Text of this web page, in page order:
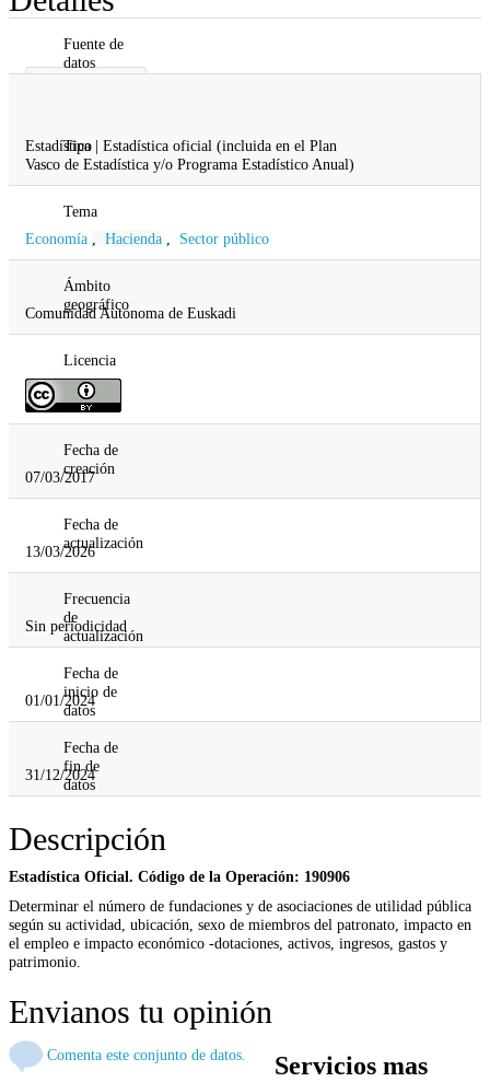
Fuente de
datos
Gobierno Vasco
Tipo
Estadística | Estadística oficial (incluida en el Plan
Vasco de Estadística y/o Programa Estadístico Anual)
Tema
Economía , Hacienda , Sector público
Ámbito
geográfico
Comunidad Autonoma de Euskadi
Licencia
Fecha de
creación
07/03/2017
Fecha de
actualización
13/03/2026
Frecuencia
de
actualización
Sin periodicidad
Fecha de
inicio de
datos
01/01/2024
Fecha de
fin de
datos
31/12/2024
Descripción
Estadística Oficial. Código de la Operación: 190906
Determinar el número de fundaciones y de asociaciones de utilidad pública
según su actividad, ubicación, sexo de miembros del patronato, impacto en
el empleo e impacto económico -dotaciones, activos, ingresos, gastos y
patrimonio.
Envianos tu opinión
Comenta este conjunto de datos.
Servicios mas